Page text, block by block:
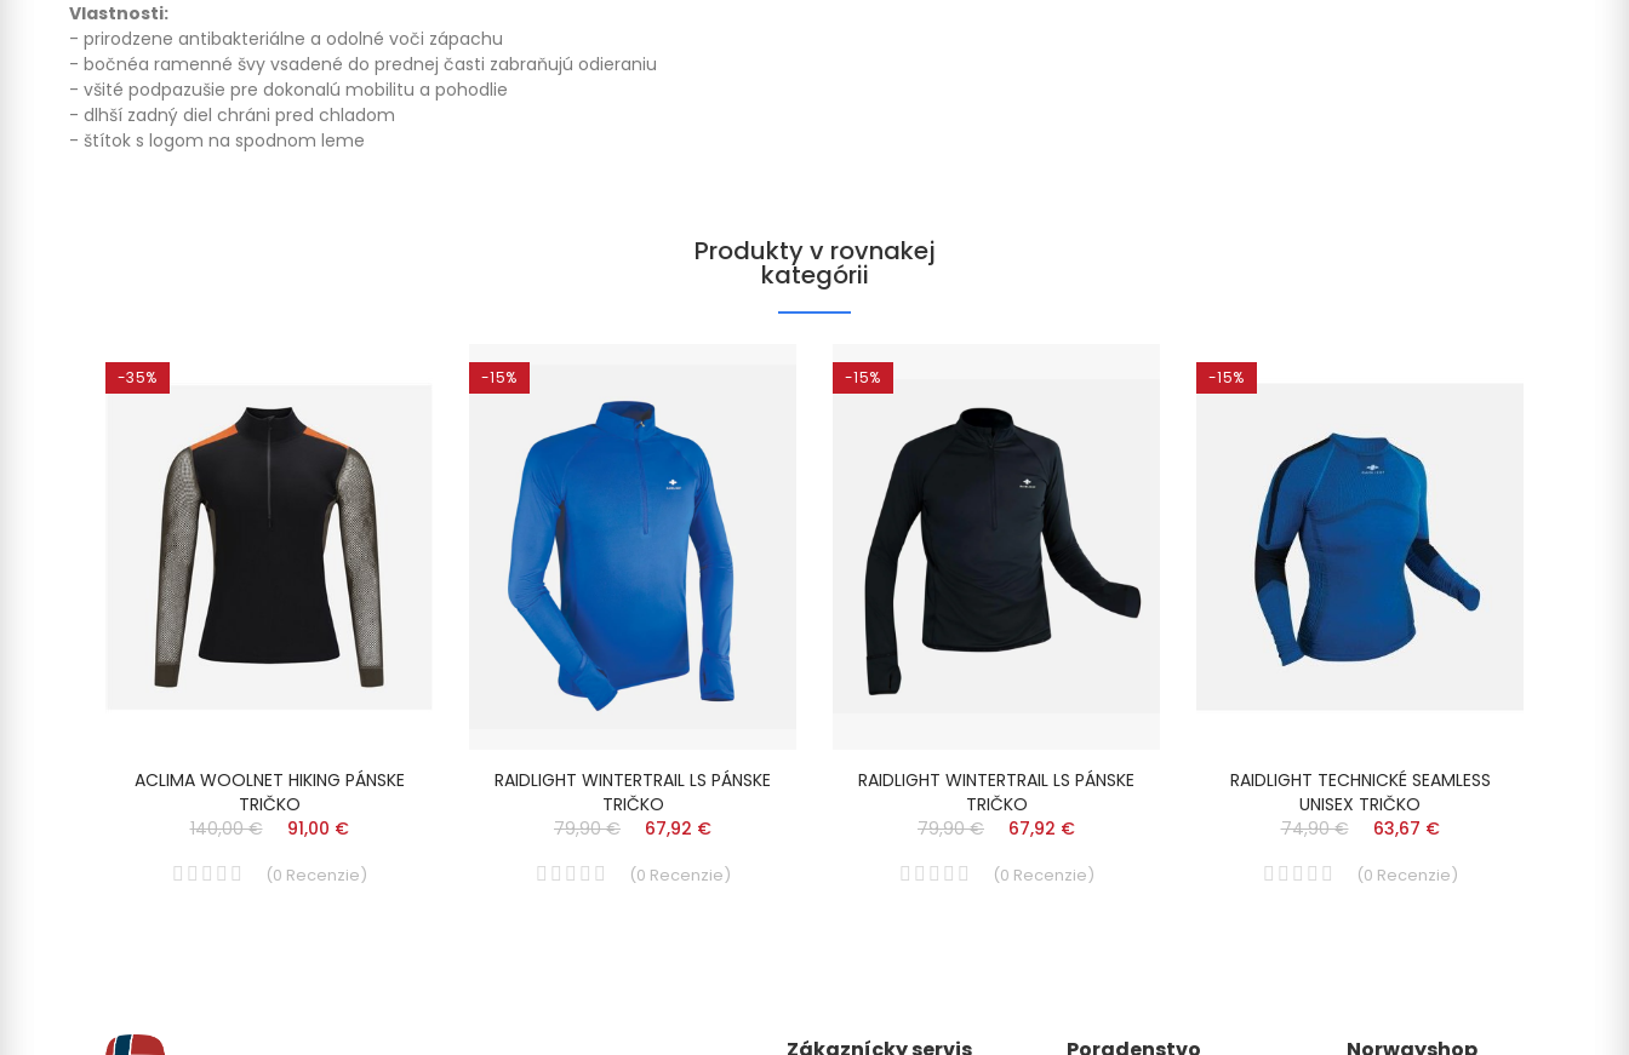
Vlastnosti:
- prirodzene antibakteriálne a odolné voči zápachu
- bočnéa ramenné švy vsadené do prednej časti zabraňujú odieraniu
- všité podpazušie pre dokonalú mobilitu a pohodlie
- dlhší zadný diel chráni pred chladom
- štítok s logom na spodnom leme
Produkty v rovnakej
kategórii
-35%
ACLIMA WOOLNET HIKING PÁNSKE
TRIČKO
140,00 €
91,00 €
(0 Recenzie)
-15%
RAIDLIGHT WINTERTRAIL LS PÁNSKE
TRIČKO
79,90 €
67,92 €
(0 Recenzie)
-15%
RAIDLIGHT WINTERTRAIL LS PÁNSKE
TRIČKO
79,90 €
67,92 €
(0 Recenzie)
-15%
RAIDLIGHT TECHNICKÉ SEAMLESS
UNISEX TRIČKO
74,90 €
63,67 €
(0 Recenzie)